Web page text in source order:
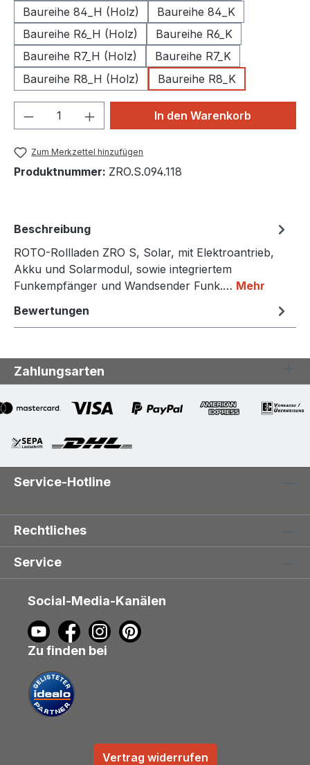
Baureihe 84_H (Holz)
Baureihe 84_K
Baureihe R6_H (Holz)
Baureihe R6_K
Baureihe R7_H (Holz)
Baureihe R7_K
Baureihe R8_H (Holz)
Baureihe R8_K
Produkt Anzahl: Gib denIn den Warenkorb
Zum Merkzettel hinzufügen
Produktnummer: ZRO.S.094.118
Beschreibung
ROTO-Rollladen ZRO S, Solar, mit Elektroantrieb,
Akku und Solarmodul, sowie integriertem
Funkempfänger und Wandsender Funk.… Mehr
Bewertungen
Zahlungsarten
Service-Hotline
Rechtliches
Service
Social-Media-Kanälen
Zu finden bei
Vertrag widerrufen